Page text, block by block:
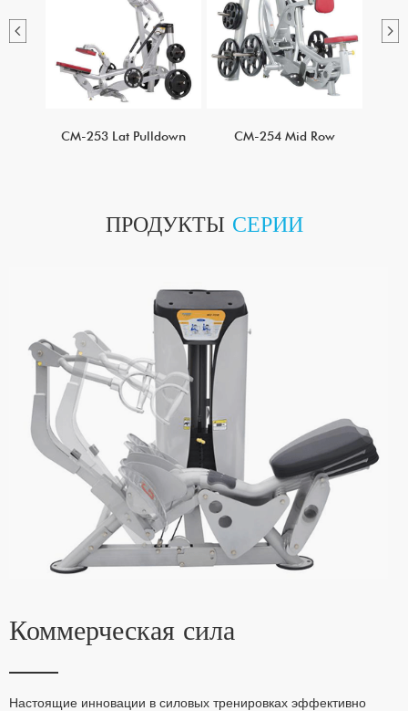
CM-253 Lat Pulldown CM-254 Mid Row
ПРОДУКТЫ СЕРИИ
Коммерческая сила
Настоящие инновации в силовых тренировках эффективно